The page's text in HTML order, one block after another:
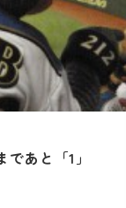
あと「1」